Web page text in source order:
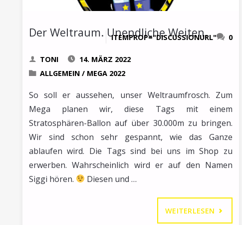
Der Weltraum. Unendliche Weiten.
ITEMPROP="DISCUSSIONURL" 0
TONI
14. MÄRZ 2022
ALLGEMEIN / MEGA 2022
So soll er aussehen, unser Weltraumfrosch. Zum
Mega planen wir, diese Tags mit einem
Stratosphären-Ballon auf über 30.000m zu bringen.
Wir sind schon sehr gespannt, wie das Ganze
ablaufen wird. Die Tags sind bei uns im Shop zu
erwerben. Wahrscheinlich wird er auf den Namen
Siggi hören.
Diesen und …
WEITERLESEN "DER